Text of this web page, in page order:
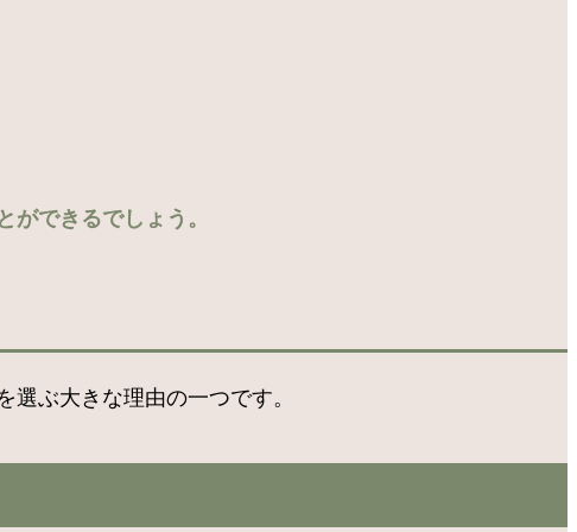
できるでしょう。
ぶ大きな理由の一つです。